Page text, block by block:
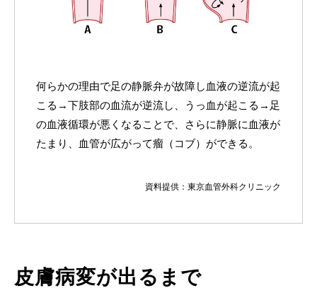
何らかの理由で足の静脈弁が故障し血液の逆流が起
こる→下肢部の血流が逆流し、うっ血が起こる→足
の血液循環が悪くなることで、さらに静脈に血液が
たまり、血管が広がって瘤（コブ）ができる。
資料提供：東京血管外科クリニック
皮膚病変が出るまで